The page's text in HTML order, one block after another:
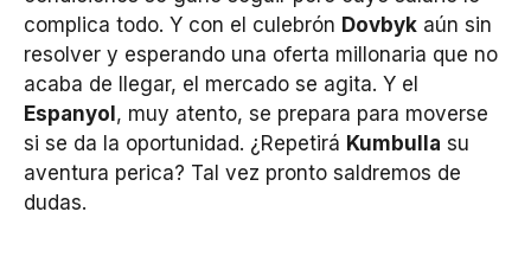
complica todo. Y con el culebrón Dovbyk aún sin
resolver y esperando una oferta millonaria que no
acaba de llegar, el mercado se agita. Y el
Espanyol, muy atento, se prepara para moverse
si se da la oportunidad. ¿Repetirá Kumbulla su
aventura perica? Tal vez pronto saldremos de
dudas.